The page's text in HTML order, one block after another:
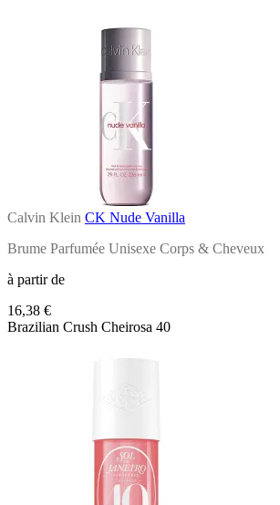
Calvin Klein CK Nude Vanilla
Brume Parfumée Unisexe Corps & Cheveux
à partir de
16,38 €
Brazilian Crush Cheirosa 40